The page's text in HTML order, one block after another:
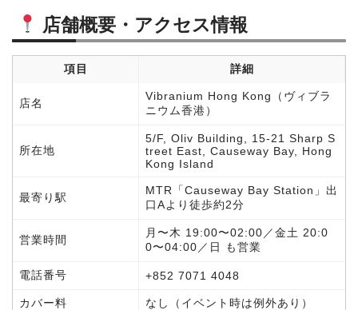
店舗概要・アクセス情報
項目 詳細
店名
Vibranium Hong Kong（ヴィブラ
ニウム香港）
所在地
5/F, Oliv Building, 15-21 Sharp S
treet East, Causeway Bay, Hong
Kong Island
最寄り駅
MTR「Causeway Bay Station」出
口Aより徒歩約2分
営業時間
月〜木 19:00〜02:00／金土 20:0
0〜04:00／日 も営業
電話番号 +852 7071 4048
カバー料 なし（イベント時は例外あり）